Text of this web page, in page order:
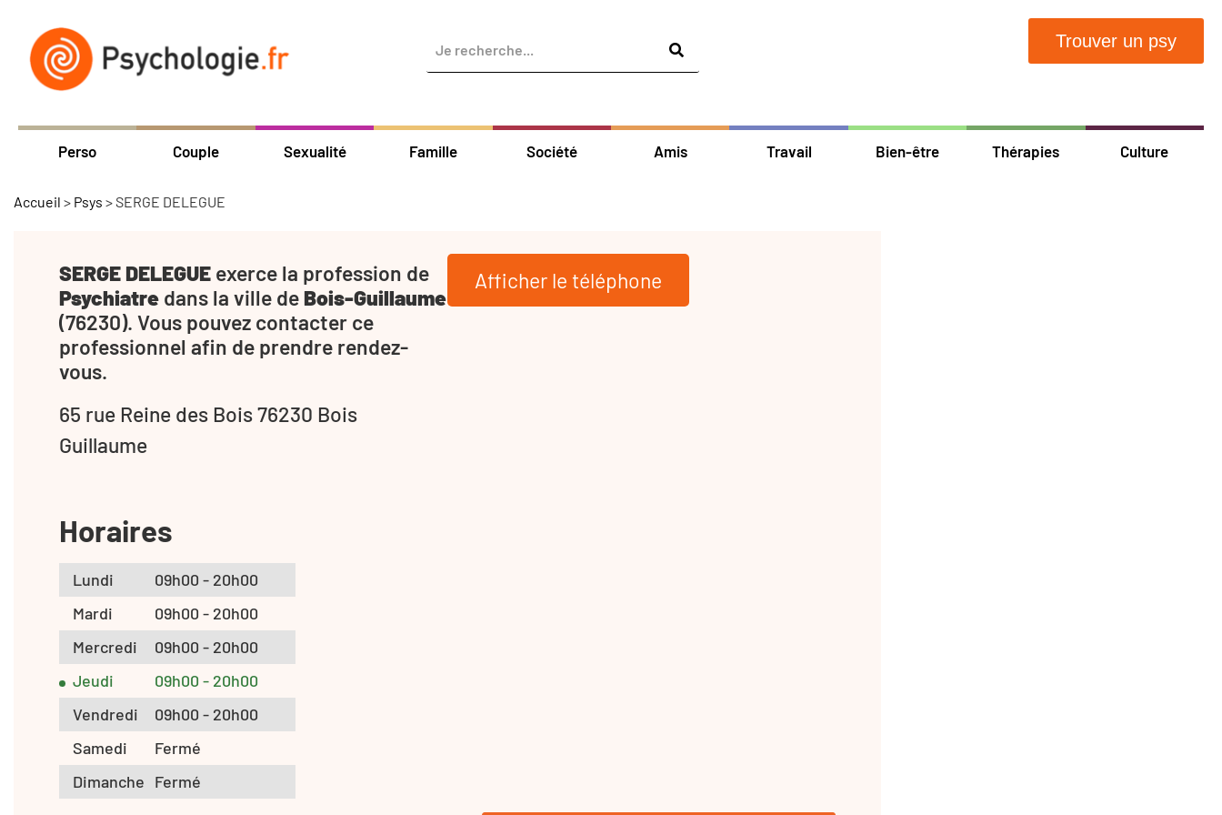
Trouver un psy
Perso Couple Sexualité Famille Société Amis Travail Bien-être Thérapies Culture
Accueil > Psys >SERGE DELEGUE
SERGE DELEGUE exerce la profession de
Psychiatre dans la ville de Bois-Guillaume
(76230). Vous pouvez contacter ce
professionnel afin de prendre rendez-
vous.
65 rue Reine des Bois 76230 Bois
Guillaume
Afficher le téléphone
Horaires
Lundi
09h00 - 20h00
Mardi
09h00 - 20h00
Mercredi
09h00 - 20h00
Jeudi
09h00 - 20h00
Vendredi
09h00 - 20h00
Samedi
Fermé
Dimanche Fermé